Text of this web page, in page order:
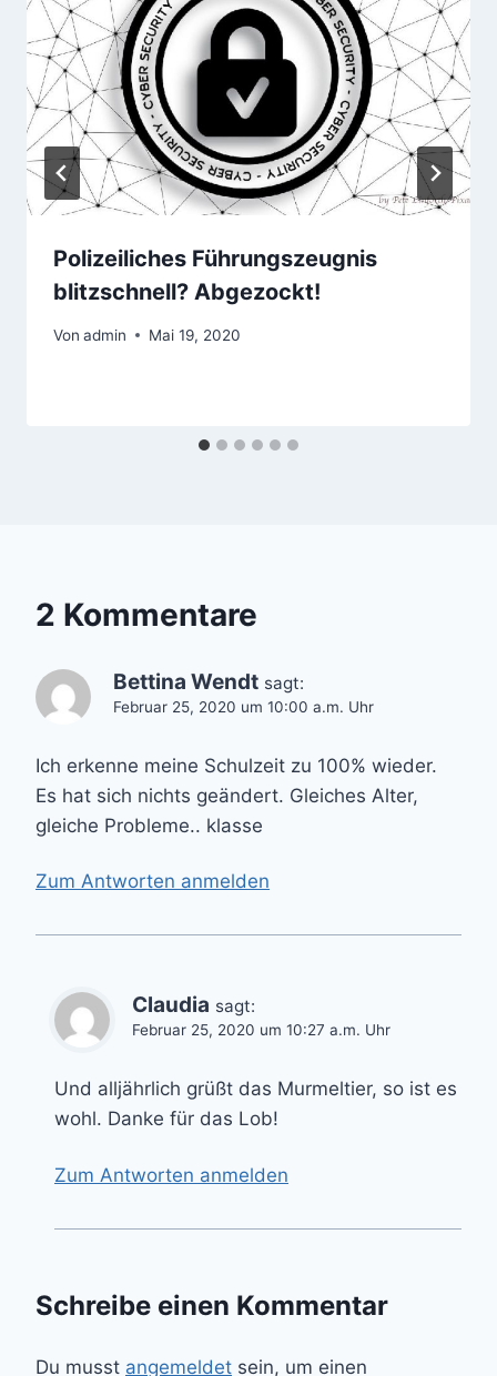
Polizeiliches Führungszeugnis
blitzschnell? Abgezockt!
Von admin Mai 19, 2020
2 Kommentare
Bettina Wendt sagt:
Februar 25, 2020 um 10:00 a.m. Uhr
Ich erkenne meine Schulzeit zu 100% wieder.
Es hat sich nichts geändert. Gleiches Alter,
gleiche Probleme.. klasse
Zum Antworten anmelden
Claudia sagt:
Februar 25, 2020 um 10:27 a.m. Uhr
Und alljährlich grüßt das Murmeltier, so ist es
wohl. Danke für das Lob!
Zum Antworten anmelden
Schreibe einen Kommentar
Du musst angemeldet sein, um einen